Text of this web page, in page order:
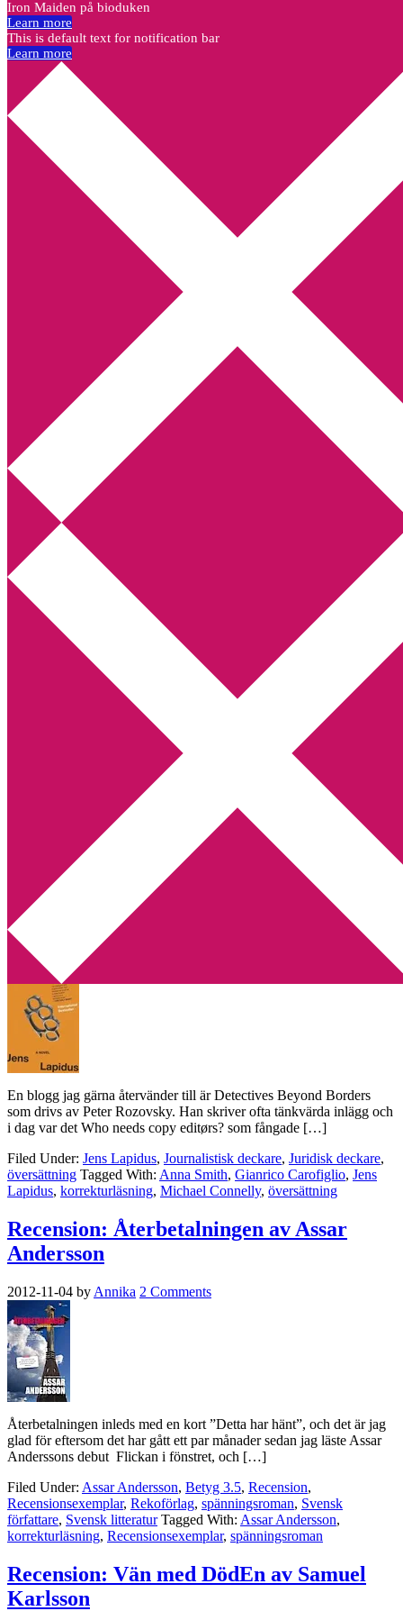
Annikas litteratur- och kulturblogg
Deckare, kriminalromaner, thrillers
Hem
Boktolva
Författarfemman
Kontakt
Webbshop Amazon
Utskriftscentralen
Min tv-blogg
You are here:Home Archives for korrekturläsning
Lost in translation [Jens Lapidus Easy
Møney]
2013-04-01 byAnnika
En blogg jag gärna återvänder till är Detectives Beyond Borders
som drivs av Peter Rozovsky. Han skriver ofta tänkvärda inlägg och
i dag var det Who needs copy editørs? som fångade […]
Filed Under: Jens Lapidus, Journalistisk deckare, Juridisk deckare,
översättning Tagged With: Anna Smith, Gianrico Carofiglio, Jens
Lapidus, korrekturläsning, Michael Connelly, översättning
Recension: Återbetalningen av Assar
Andersson
2012-11-04 by Annika 2 Comments
Återbetalningen inleds med en kort ”Detta har hänt”, och det är jag
glad för eftersom det har gått ett par månader sedan jag läste Assar
Anderssons debut Flickan i fönstret, och […]
Filed Under: Assar Andersson, Betyg 3.5, Recension,
Recensionsexemplar, Rekoförlag, spänningsroman, Svensk
författare, Svensk litteratur Tagged With: Assar Andersson,
korrekturläsning, Recensionsexemplar, spänningsroman
Recension: Vän med DödEn av Samuel
Karlsson
Iron Maiden på bioduken
Learn more
This is default text for notification bar
Learn more